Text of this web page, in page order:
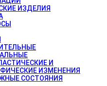
ИЗДЕЛИЯ
И
ИЗМЕНЕНИЯ
СОСТОЯНИЯ